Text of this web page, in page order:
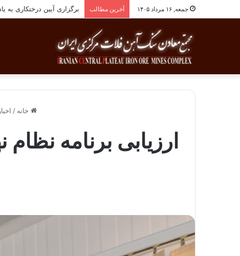
جمعه, ۱۶ مرداد ۱۴۰۵ آخرین مطالب انجام معاینات ادواری
خانه /